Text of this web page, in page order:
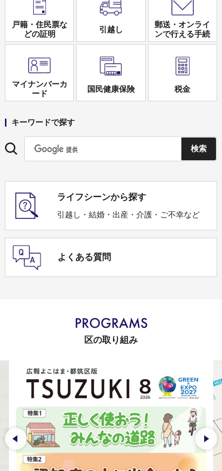
戸籍・住民票な
どの証明
引越し
郵送・オンライ
ンで行える手続
マイナンバーカ
ード
国民健康保険 税金
キーワードで探す
ライフシーンから探す
引越し・結婚・出産・介護・ご不幸など
よくある質問
区の取り組み
前のスライドを表示 次